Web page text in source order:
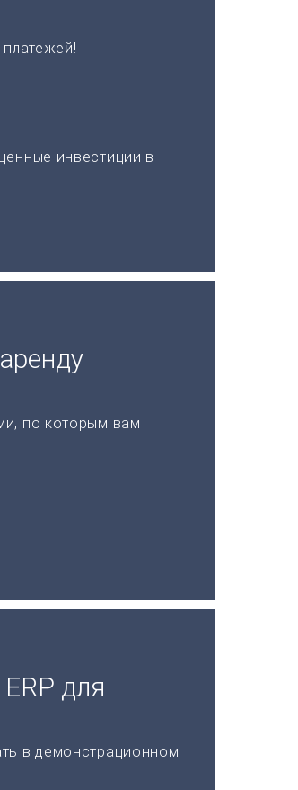
инвестиции в
по которым вам
для
в демонстрационном